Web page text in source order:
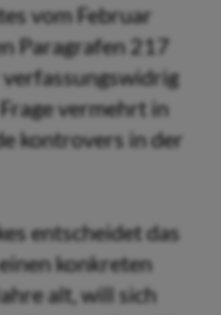
vom Februar
Paragrafen 217
vermehrt in
kontrovers in der
entscheidet das
konkreten
alt, will sich